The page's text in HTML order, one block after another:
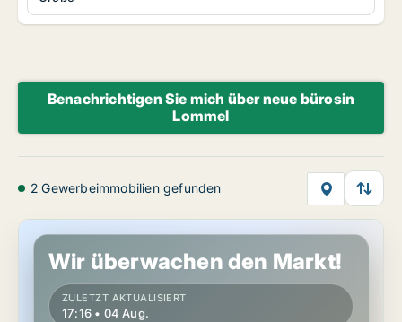
Benachrichtigen Sie mich über neue bürosin
Lommel
2 Gewerbeimmobilien gefunden
Büro in Lommel, Limburg
Wir überwachen den Markt!
ZULETZT AKTUALISIERT
17:16 • 04 Aug.